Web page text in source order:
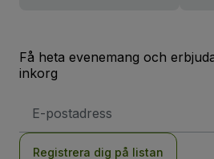
Få heta evenemang och
inkorg
postadress
Registrera dig på listan